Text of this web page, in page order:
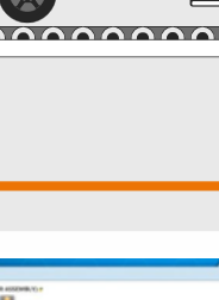
+49 5251 68262-00